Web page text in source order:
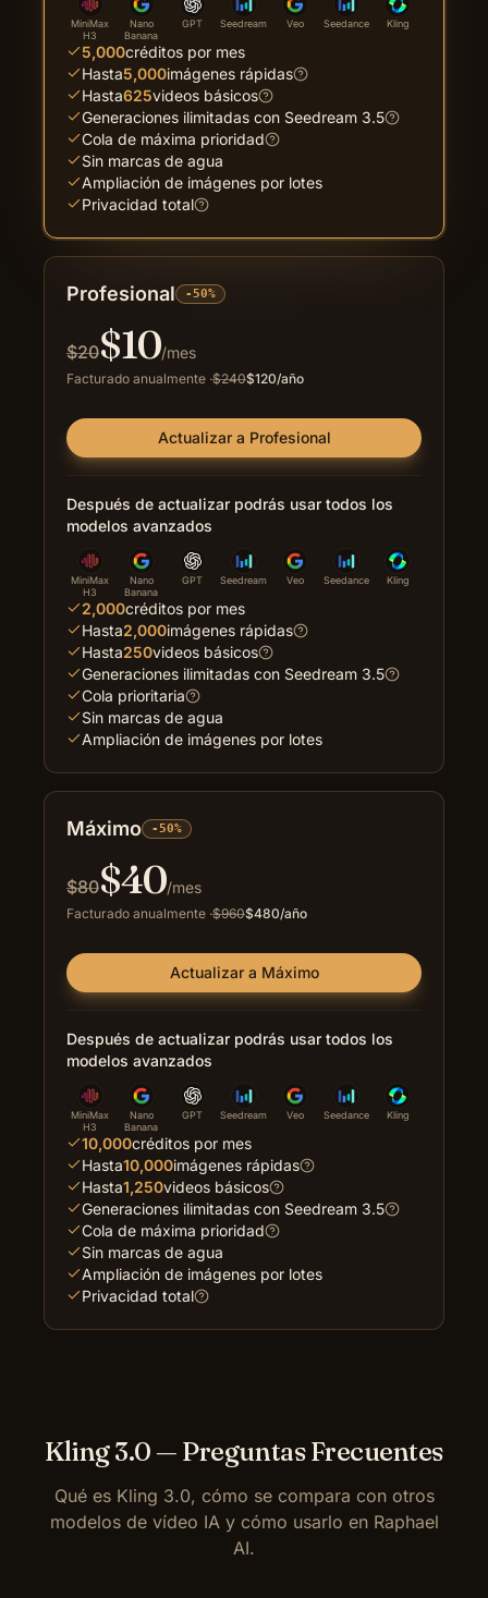
Profesional -50%
$20$10/mes
Facturado anualmente ·$240$120/año
Actualizar a Profesional
Después de actualizar podrás usar todos los
modelos avanzados
MiniMax
H3
Nano
Banana
GPT Seedream Veo Seedance Kling
2,000créditos por mes
Hasta2,000imágenes rápidas
Hasta250videos básicos
Generaciones ilimitadas con Seedream 3.5
Cola prioritaria
Sin marcas de agua
Ampliación de imágenes por lotes
MiniMax
H3
Nano
Banana
GPT Seedream Veo Seedance Kling
5,000créditos por mes
Hasta5,000imágenes rápidas
Hasta625videos básicos
Generaciones ilimitadas con Seedream 3.5
Cola de máxima prioridad
Sin marcas de agua
Ampliación de imágenes por lotes
Privacidad total
Máximo -50%
$80$40/mes
Facturado anualmente ·$960$480/año
Actualizar a Máximo
Después de actualizar podrás usar todos los
modelos avanzados
MiniMax
H3
Nano
Banana
GPT Seedream Veo Seedance Kling
10,000créditos por mes
Hasta10,000imágenes rápidas
Hasta1,250videos básicos
Generaciones ilimitadas con Seedream 3.5
Cola de máxima prioridad
Sin marcas de agua
Ampliación de imágenes por lotes
Privacidad total
Kling 3.0 — Preguntas Frecuentes
Qué es Kling 3.0, cómo se compara con otros
modelos de vídeo IA y cómo usarlo en Raphael
AI.